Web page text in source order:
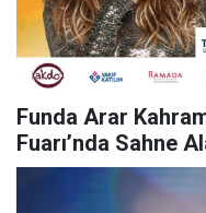
Funda Arar
Fuarı’nda Sahne